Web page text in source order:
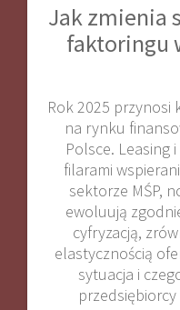
Jak zmienia
faktoringu
Rok 2025 przynosi
na rynku
Polsce. Leasing
filarami
sektorze MŚP,
ewoluują
cyfryzacją,
elastycznością
sytuacja i